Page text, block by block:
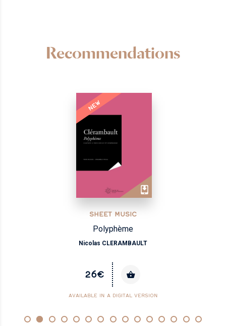
Recommendations
NEW
SHEET MUSIC
Polyphème
Nicolas CLERAMBAULT
26€
AVAILABLE IN A DIGITAL VERSION